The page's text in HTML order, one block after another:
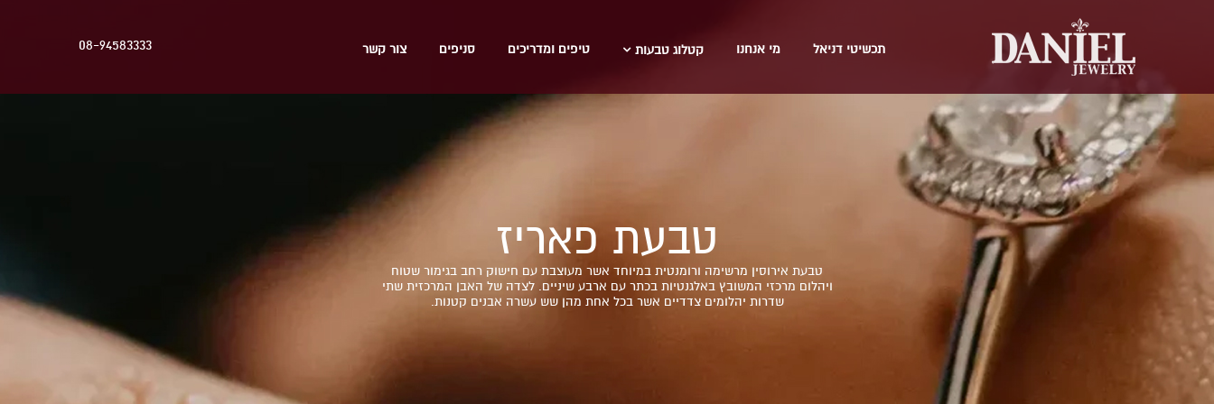
תכשיטי דניאל מי אנחנו קטלוג טבעות טיפים ומדריכים סניפים צור קשר 08-94583333
טבעת פאריז
טבעת אירוסין מרשימה ורומנטית במיוחד אשר מעוצבת עם חישוק רחב בגימור שטוח
ויהלום מרכזי המשובץ באלגנטיות בכתר עם ארבע שיניים. לצדה של האבן המרכזית שתי
שדרות יהלומים צדדיים אשר בכל אחת מהן שש עשרה אבנים קטנות.